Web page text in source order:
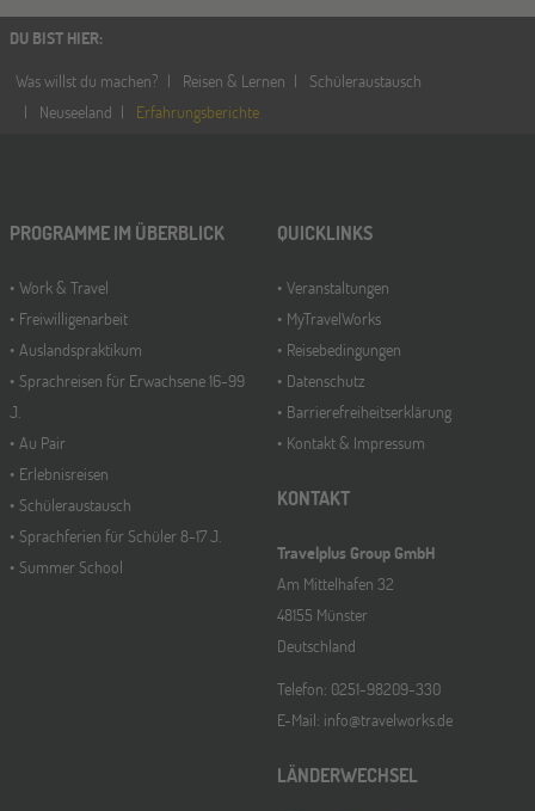
DU BIST HIER:
Was willst du machen?
Reisen & Lernen
Schüleraustausch
Neuseeland
Erfahrungsberichte
PROGRAMME IM ÜBERBLICK
Work & Travel
Freiwilligenarbeit
Auslandspraktikum
Sprachreisen für Erwachsene 16-99
J.
Au Pair
Erlebnisreisen
Schüleraustausch
Sprachferien für Schüler 8-17 J.
Summer School
QUICKLINKS
Veranstaltungen
MyTravelWorks
Reisebedingungen
Datenschutz
Barrierefreiheitserklärung
Kontakt & Impressum
KONTAKT
Travelplus Group GmbH
Am Mittelhafen 32
48155 Münster
Deutschland
Telefon: 0251-98209-330
E-Mail: info@travelworks.de
LÄNDERWECHSEL